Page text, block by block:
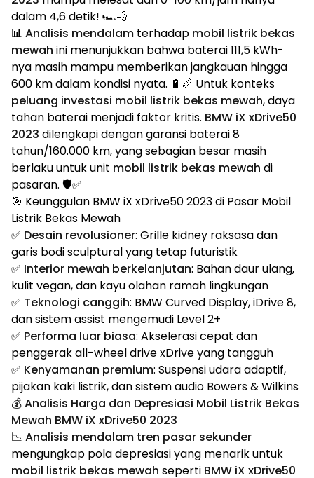
dalam 4,6 detik! 🏎️💨
📊 Analisis mendalam terhadap mobil listrik bekas
mewah ini menunjukkan bahwa baterai 111,5 kWh-
nya masih mampu memberikan jangkauan hingga
600 km dalam kondisi nyata. 🔋📏 Untuk konteks
peluang investasi mobil listrik bekas mewah, daya
tahan baterai menjadi faktor kritis. BMW iX xDrive50
2023 dilengkapi dengan garansi baterai 8
tahun/160.000 km, yang sebagian besar masih
berlaku untuk unit mobil listrik bekas mewah di
pasaran. 🛡️✅
🎯 Keunggulan BMW iX xDrive50 2023 di Pasar Mobil
Listrik Bekas Mewah
✅ Desain revolusioner: Grille kidney raksasa dan
garis bodi sculptural yang tetap futuristik
✅ Interior mewah berkelanjutan: Bahan daur ulang,
kulit vegan, dan kayu olahan ramah lingkungan
✅ Teknologi canggih: BMW Curved Display, iDrive 8,
dan sistem assist mengemudi Level 2+
✅ Performa luar biasa: Akselerasi cepat dan
penggerak all-wheel drive xDrive yang tangguh
✅ Kenyamanan premium: Suspensi udara adaptif,
pijakan kaki listrik, dan sistem audio Bowers & Wilkins
💰 Analisis Harga dan Depresiasi Mobil Listrik Bekas
Mewah BMW iX xDrive50 2023
📉 Analisis mendalam tren pasar sekunder
mengungkap pola depresiasi yang menarik untuk
mobil listrik bekas mewah seperti BMW iX xDrive50